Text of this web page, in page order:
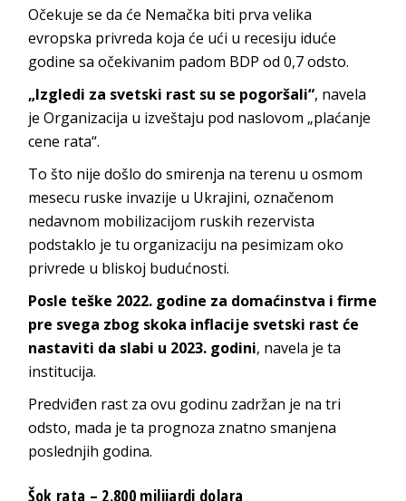
Očekuje se da će Nemačka biti prva velika
evropska privreda koja će ući u recesiju iduće
godine sa očekivanim padom BDP od 0,7 odsto.
„Izgledi za svetski rast su se pogoršali“, navela
je Organizacija u izveštaju pod naslovom „plaćanje
cene rata“.
To što nije došlo do smirenja na terenu u osmom
mesecu ruske invazije u Ukrajini, označenom
nedavnom mobilizacijom ruskih rezervista
podstaklo je tu organizaciju na pesimizam oko
privrede u bliskoj budućnosti.
Posle teške 2022. godine za domaćinstva i firme
pre svega zbog skoka inflacije svetski rast će
nastaviti da slabi u 2023. godini, navela je ta
institucija.
Predviđen rast za ovu godinu zadržan je na tri
odsto, mada je ta prognoza znatno smanjena
poslednjih godina.
Šok rata – 2.800 milijardi dolara